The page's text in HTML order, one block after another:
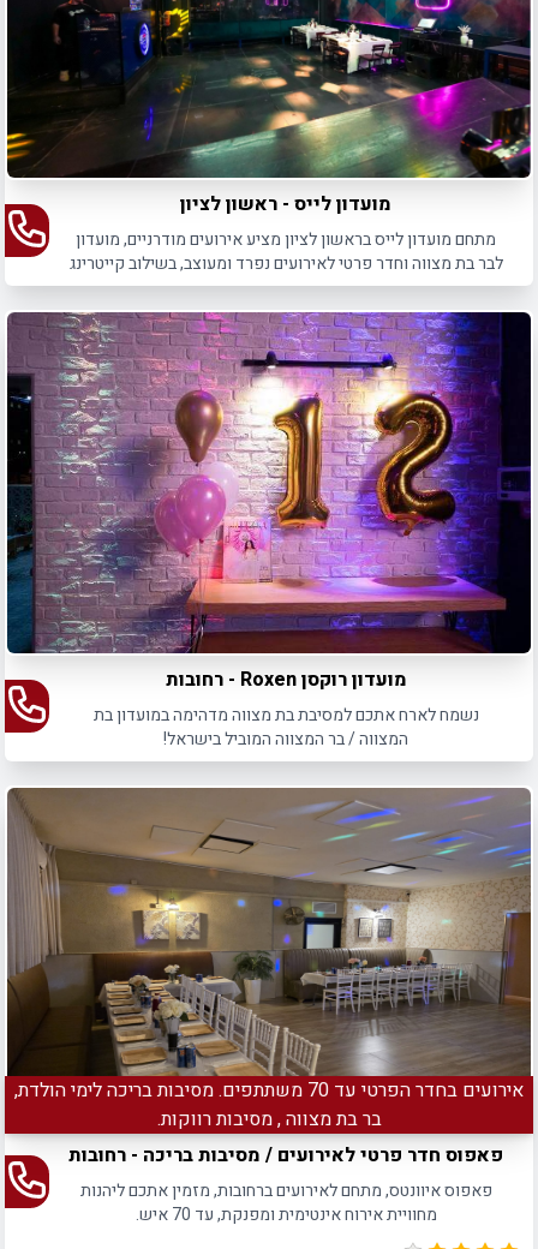
מועדון לייס - ראשון לציון
מתחם מועדון לייס בראשון לציון מציע אירועים מודרניים, מועדון
לבר בת מצווה וחדר פרטי לאירועים נפרד ומעוצב, בשילוב קייטרינג
איכותי
מועדון רוקסן Roxen - רחובות
נשמח לארח אתכם למסיבת בת מצווה מדהימה במועדון בת
המצווה / בר המצווה המוביל בישראל!
אירועים בחדר הפרטי עד 70 משתתפים. מסיבות בריכה לימי הולדת,
בר בת מצווה , מסיבות רווקות.
פאפוס חדר פרטי לאירועים / מסיבות בריכה - רחובות
פאפוס איוונטס, מתחם לאירועים ברחובות, מזמין אתכם ליהנות
מחוויית אירוח אינטימית ומפנקת, עד 70 איש.